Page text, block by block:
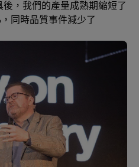
後，我們的產量成熟期縮短了
同時品質事件減少了